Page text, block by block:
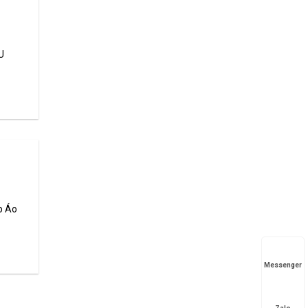
Áo
Messenger